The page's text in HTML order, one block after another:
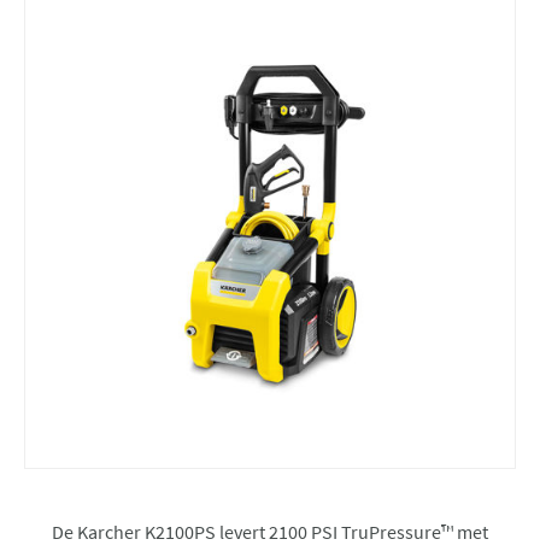
De Karcher K2100PS levert 2100 PSI TruPressure™ met